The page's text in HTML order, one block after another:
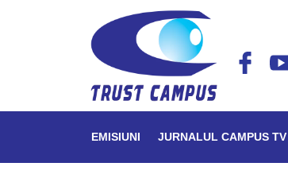
EMISIUNI JURNALUL CAMPUS TV